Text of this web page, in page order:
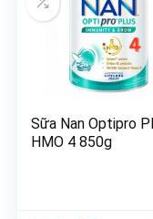
Sữa Nan Optipro
HMO 4 850g